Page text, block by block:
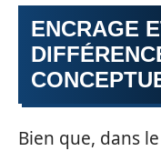
ENCRAGE
Bien que, dans